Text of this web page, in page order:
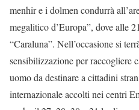
menhir e i dolmen condurrà
megalitico d’Europa”, dove alle
“Caraluna”. Nell’occasione si
sensibilizzazione per raccogliere
uomo da destinare a cittadini
internazionale accolti nei centri